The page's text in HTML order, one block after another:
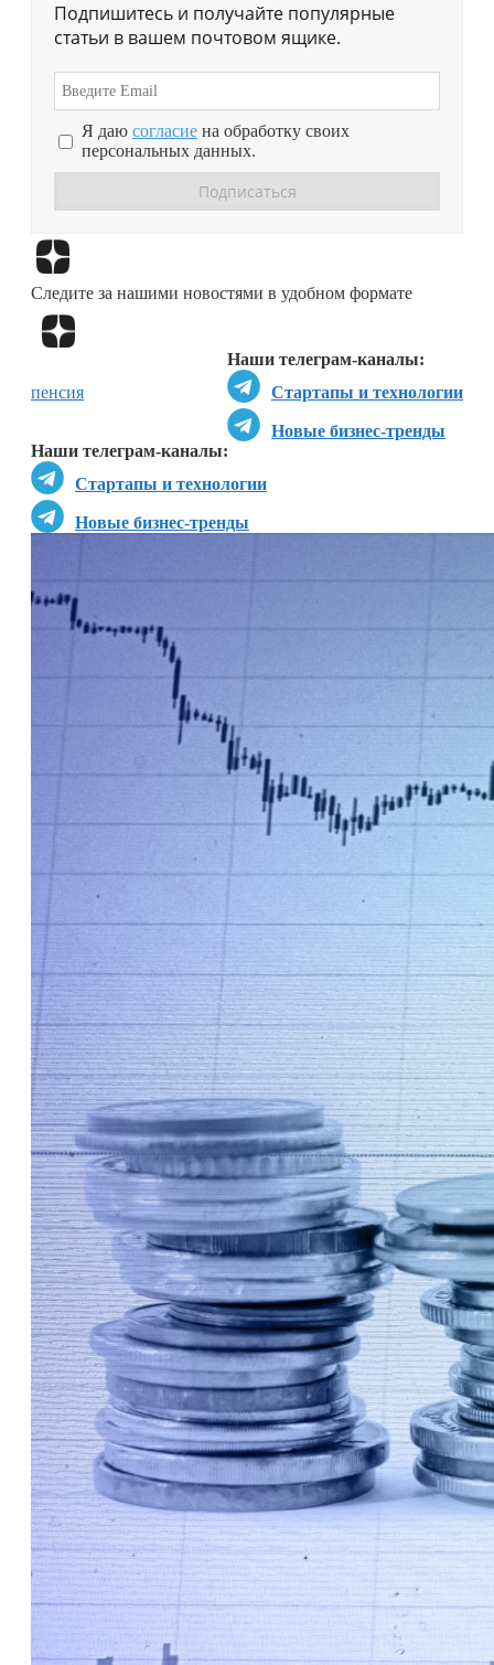
Подпишитесь и получайте популярные
статьи в вашем почтовом ящике.
Я даю согласие на обработку своих
персональных данных.
Следите за нашими новостями в удобном формате
Наши телеграм-каналы:
Стартапы и технологии
Новые бизнес-тренды
Наши телеграм-каналы:
Стартапы и технологии
Новые бизнес-тренды
пенсия